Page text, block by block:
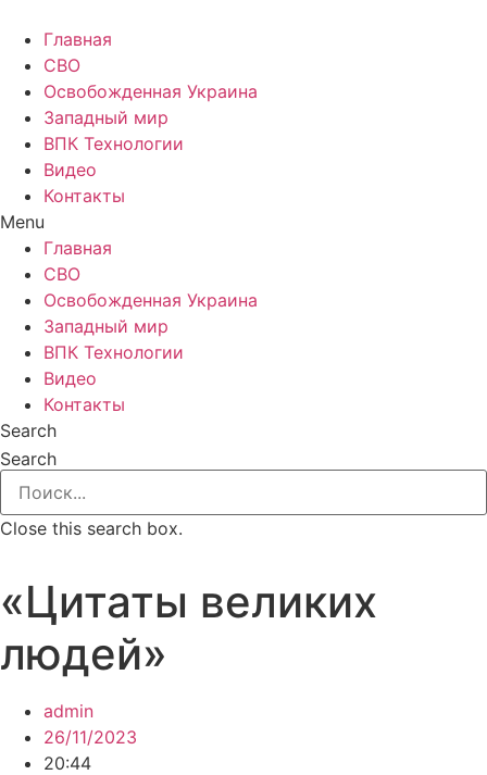
Главная
СВО
Освобожденная Украина
Западный мир
ВПК Технологии
Видео
Контакты
Menu
Главная
СВО
Освобожденная Украина
Западный мир
ВПК Технологии
Видео
Контакты
Search
Search
Close this search box.
«Цитаты великих
людей»
admin
26/11/2023
20:44